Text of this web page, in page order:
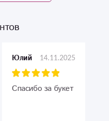
Юлий 14.11.2025
Спасибо за букет